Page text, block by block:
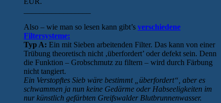
Also – wie man so lesen kann gibt’s verschiedene
Filtersysteme:
Typ A: Ein mit Sieben arbeitenden Filter. Das kann von einer
Trübung theoretisch nicht ‚überfordert’ oder defekt sein. Denn
die Funktion – Grobschmutz zu filtern – wird durch Färbung
nicht tangiert.
Ein Verstopftes Sieb wäre bestimmt „überfordert“, aber es
schwammen ja nun keine Gedärme oder Habseeligkeiten im
nur künstlich gefärbten Greifswalder Blutbrunnenwasser.